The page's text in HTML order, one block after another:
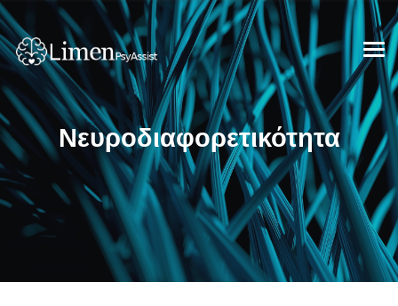
Νευροδιαφορετικότητα